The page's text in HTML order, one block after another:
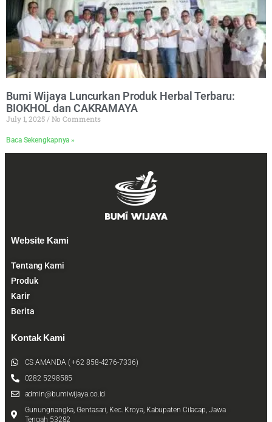
Bumi Wijaya Luncurkan Produk Herbal Terbaru:
BIOKHOL dan CAKRAMAYA
July 1, 2025 No Comments
Baca Sekengkapnya »
Website Kami
Tentang Kami
Produk
Karir
Berita
Kontak Kami
CS AMANDA ( +62 858-4276-7336)
0282 5298585
admin@bumiwijaya.co.id
Gunungnangka, Gentasari, Kec. Kroya, Kabupaten Cilacap, Jawa
Tengah 53282